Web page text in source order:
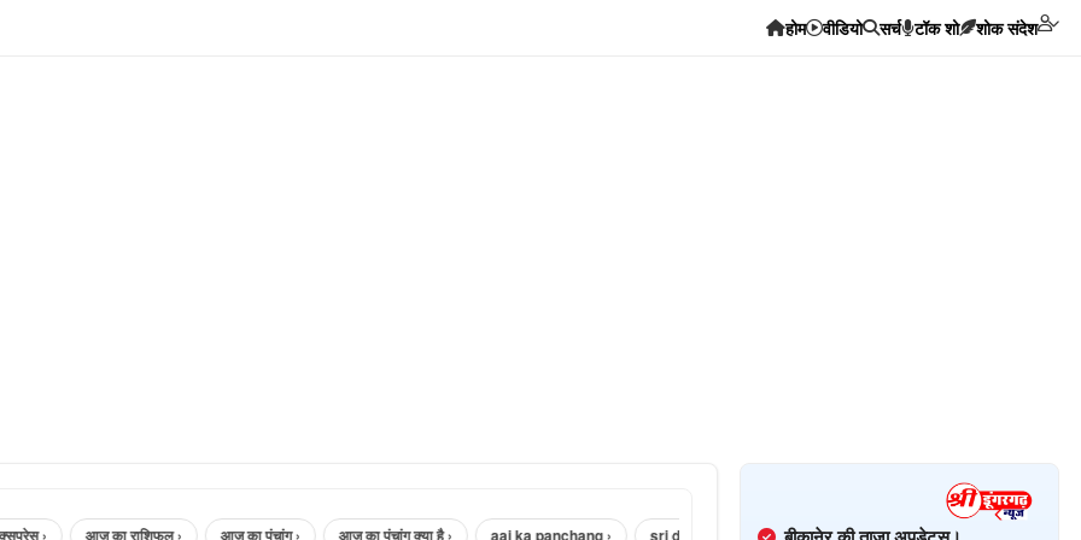
होम वीडियो सर्च टॉक शो शोक संदेश
› आज का राशिफल › आज का पंचांग › आज का पंचांग क्या है › aaj ka panchang › sri dungargarh corona news › sri dungargarh news in hindi ›